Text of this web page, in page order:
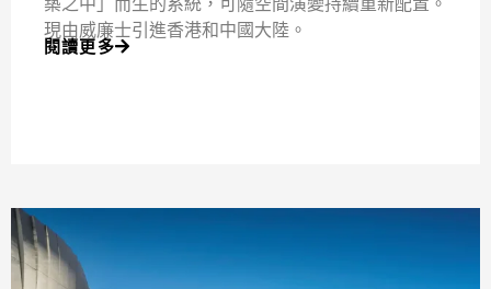
築之中」而生的系統，可隨空間演變持續重新配置。
現由威廉士引進香港和中國大陸。
閱讀更多